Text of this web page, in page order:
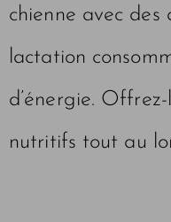
chienne avec des
lactation
d’énergie.
nutritifs tout au